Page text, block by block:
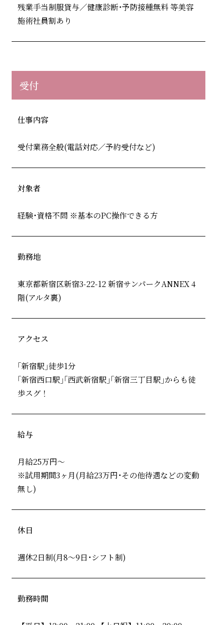
残業手当制服貸与／健康診断･予防接種無料 等美容
施術社員割あり
受付
仕事内容
受付業務全般(電話対応／予約受付など)
対象者
経験･資格不問 ※基本のPC操作できる方
勤務地
東京都新宿区新宿3-22-12 新宿サンパークANNEX 4
階(アルタ裏)
アクセス
｢新宿駅｣徒歩1分
｢新宿西口駅｣｢西武新宿駅｣｢新宿三丁目駅｣からも徒
歩スグ！
給与
月給25万円～
※試用期間3ヶ月(月給23万円･その他待遇などの変動
無し)
休日
週休2日制(月8～9日･シフト制)
勤務時間